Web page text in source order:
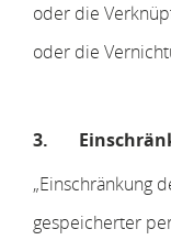
oder die
oder die
3.
„Einschränkung
gespeicherter